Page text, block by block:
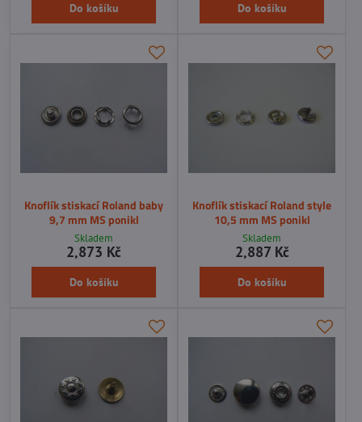
Do košíku Do košíku
Knoflík stiskací Roland baby
9,7 mm MS ponikl
Skladem
2,873 Kč
Do košíku
Knoflík stiskací Roland style
10,5 mm MS ponikl
Skladem
2,887 Kč
Do košíku